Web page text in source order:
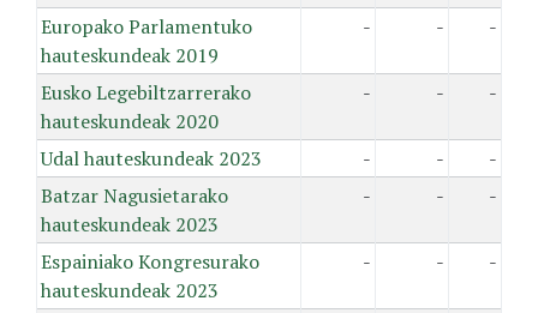
Europako Parlamentuko
hauteskundeak 2019
- - -
Eusko Legebiltzarrerako
hauteskundeak 2020
- - -
Udal hauteskundeak 2023 - -
-
Batzar Nagusietarako
hauteskundeak 2023
- - -
Espainiako Kongresurako
hauteskundeak 2023
- - -